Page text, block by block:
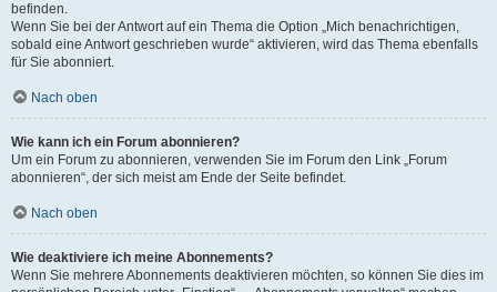
befinden.
Wenn Sie bei der Antwort auf ein Thema die Option „Mich benachrichtigen,
sobald eine Antwort geschrieben wurde“ aktivieren, wird das Thema ebenfalls
für Sie abonniert.
Nach oben
Wie kann ich ein Forum abonnieren?
Um ein Forum zu abonnieren, verwenden Sie im Forum den Link „Forum
abonnieren“, der sich meist am Ende der Seite befindet.
Nach oben
Wie deaktiviere ich meine Abonnements?
Wenn Sie mehrere Abonnements deaktivieren möchten, so können Sie dies im